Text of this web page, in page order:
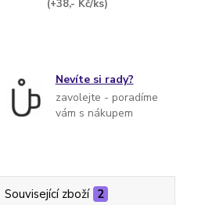
(+38,- Kč/ks)
Nevíte si rady?
zavolejte - poradíme
vám s nákupem
Související zboží 2